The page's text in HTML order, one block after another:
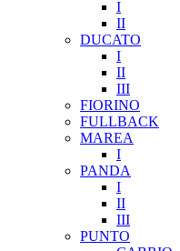
I
II
DUCATO
I
II
III
FIORINO
FULLBACK
MAREA
I
PANDA
I
II
III
PUNTO